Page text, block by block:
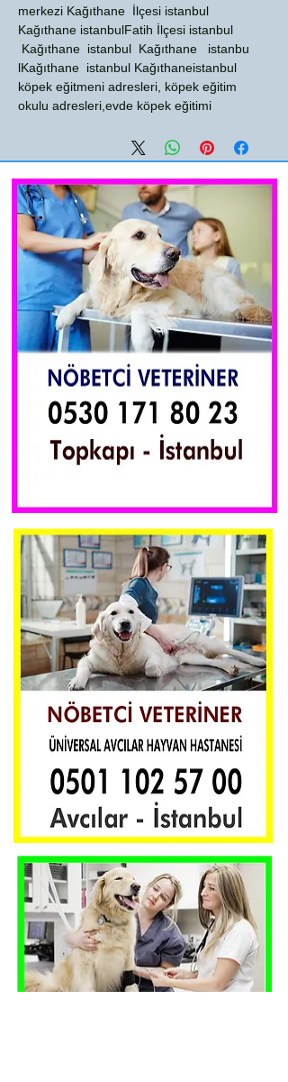
merkezi Kağıthane İlçesi istanbul
Kağıthane istanbulFatih İlçesi istanbul
Kağıthane istanbul Kağıthane istanbu
lKağıthane istanbul Kağıthaneistanbul
köpek eğitmeni adresleri, köpek eğitim
okulu adresleri,evde köpek eğitimi